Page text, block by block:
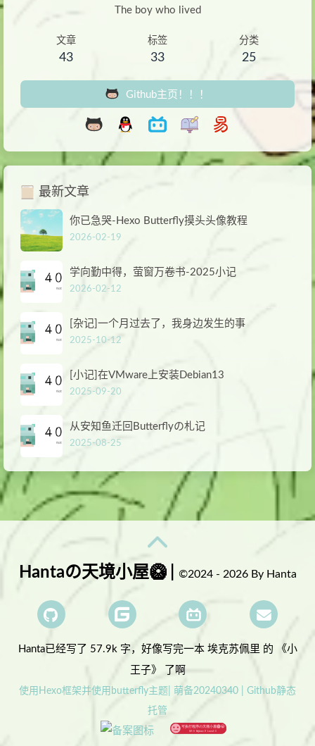
The boy who lived
文章
43
标签
33
分类
25
Github主页！！！
最新文章
你已急哭-Hexo Butterfly摸头头像教程
2026-02-19
学向勤中得，萤窗万卷书-2025小记
2026-02-12
[杂记]一个月过去了，我身边发生的事
2025-10-12
[小记]在VMware上安装Debian13
2025-09-20
从安知鱼迁回Butterflyの札记
2025-08-25
Hantaの天境小屋🥝 | ©2024 - 2026 By Hanta
Hanta已经写了 57.9k 字， 好像写完一本 埃克苏佩里 的 《小
王子》 了啊
使用Hexo框架并使用butterfly主题| 萌备20240340 | Github静态
托管